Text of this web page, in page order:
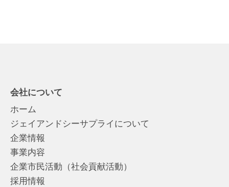
会社について
ホーム
ジェイアンドシーサプライについて
企業情報
事業内容
企業市民活動（社会貢献活動）
採用情報